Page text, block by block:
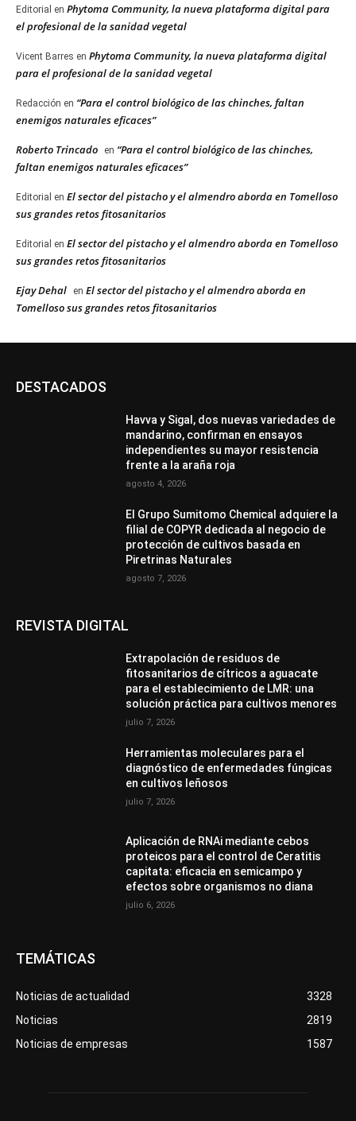
Editorial en Phytoma Community, la nueva plataforma digital para
el profesional de la sanidad vegetal
Vicent Barres en Phytoma Community, la nueva plataforma digital
para el profesional de la sanidad vegetal
Redacción en “Para el control biológico de las chinches, faltan
enemigos naturales eficaces”
Roberto Trincado en “Para el control biológico de las chinches,
faltan enemigos naturales eficaces”
Editorial en El sector del pistacho y el almendro aborda en Tomelloso
sus grandes retos fitosanitarios
Editorial en El sector del pistacho y el almendro aborda en Tomelloso
sus grandes retos fitosanitarios
Ejay Dehal en El sector del pistacho y el almendro aborda en
Tomelloso sus grandes retos fitosanitarios
DESTACADOS
Havva y Sigal, dos nuevas variedades de
mandarino, confirman en ensayos
independientes su mayor resistencia
frente a la araña roja
agosto 4, 2026
El Grupo Sumitomo Chemical adquiere la
filial de COPYR dedicada al negocio de
protección de cultivos basada en
Piretrinas Naturales
agosto 7, 2026
REVISTA DIGITAL
Extrapolación de residuos de
fitosanitarios de cítricos a aguacate
para el establecimiento de LMR: una
solución práctica para cultivos menores
julio 7, 2026
Herramientas moleculares para el
diagnóstico de enfermedades fúngicas
en cultivos leñosos
julio 7, 2026
Aplicación de RNAi mediante cebos
proteicos para el control de Ceratitis
capitata: eficacia en semicampo y
efectos sobre organismos no diana
julio 6, 2026
TEMÁTICAS
Noticias de actualidad
3328
Noticias
2819
Noticias de empresas
1587